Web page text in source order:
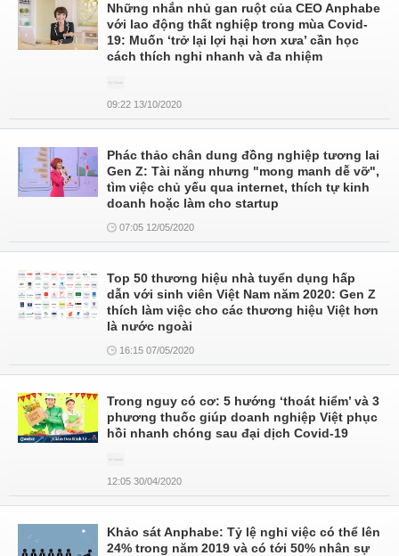
Những nhắn nhủ gan ruột của CEO Anphabe
với lao động thất nghiệp trong mùa Covid-
19: Muốn ‘trở lại lợi hại hơn xưa’ cần học
cách thích nghi nhanh và đa nhiệm
09:22 13/10/2020
Phác thảo chân dung đồng nghiệp tương lai
Gen Z: Tài năng nhưng "mong manh dễ vỡ",
tìm việc chủ yếu qua internet, thích tự kinh
doanh hoặc làm cho startup
07:05 12/05/2020
Top 50 thương hiệu nhà tuyển dụng hấp
dẫn với sinh viên Việt Nam năm 2020: Gen Z
thích làm việc cho các thương hiệu Việt hơn
là nước ngoài
16:15 07/05/2020
Trong nguy có cơ: 5 hướng ‘thoát hiểm’ và 3
phương thuốc giúp doanh nghiệp Việt phục
hồi nhanh chóng sau đại dịch Covid-19
12:05 30/04/2020
Khảo sát Anphabe: Tỷ lệ nghỉ việc có thể lên
24% trong năm 2019 và có tới 50% nhân sự